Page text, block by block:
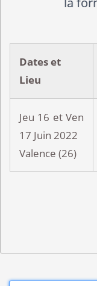
Dates et
Lieu
Jeu 16 et Ven
17 Juin 2022
Valence (26)